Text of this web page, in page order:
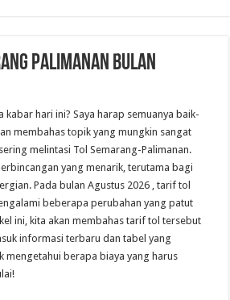
Palimanan Bulan
kabar hari ini? Saya harap semuanya baik-
membahas topik yang mungkin sangat
melintasi Tol Semarang-Palimanan.
yang menarik, terutama bagi
Pada bulan Agustus 2026 , tarif tol
beberapa perubahan yang patut
ini, kita akan membahas tarif tol tersebut
informasi terbaru dan tabel yang
mengetahui berapa biaya yang harus